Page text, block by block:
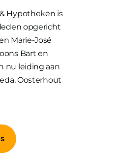
Hypotheken is
opgericht
Marie-José
Bart en
nu leiding aan
Oosterhout